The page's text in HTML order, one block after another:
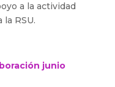
a la actividad
RSU.
junio